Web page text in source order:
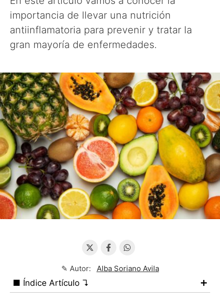
importancia de llevar una nutrición
antiinflamatoria para prevenir y tratar la
gran mayoría de enfermedades.
✎ Autor: Alba Soriano Avila
■ Índice Artículo ↴